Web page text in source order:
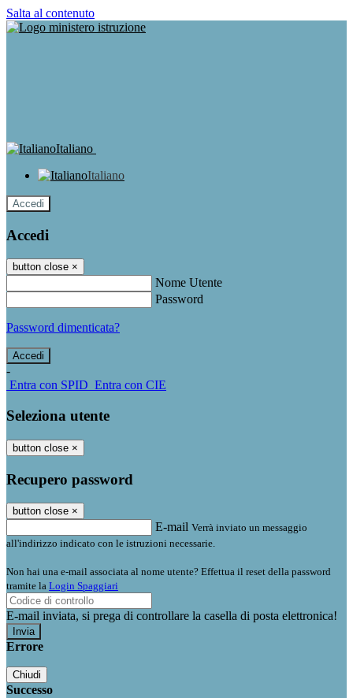
Salta al contenuto
Italiano
Italiano
Accedi
Accedi
button close ×
Nome Utente
Password
Password dimenticata?
-
Entra con SPID Entra con CIE
Seleziona utente
button close ×
Recupero password
button close ×
E-mail Verrà inviato un messaggio
all'indirizzo indicato con le istruzioni necessarie.
Non hai una e-mail associata al nome utente? Effettua il reset della password
tramite la Login Spaggiari
E-mail inviata, si prega di controllare la casella di posta elettronica!
Errore
Chiudi
Successo